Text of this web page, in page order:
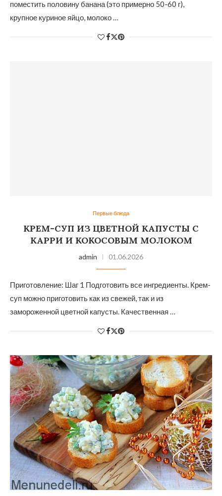
поместить половину банана (это примерно 50-60 г),
крупное куриное яйцо, молоко …
Первые блюда
КРЕМ-СУП ИЗ ЦВЕТНОЙ КАПУСТЫ С
КАРРИ И КОКОСОВЫМ МОЛОКОМ
admin 01.06.2026
Приготовление: Шаг 1 Подготовить все ингредиенты. Крем-
суп можно приготовить как из свежей, так и из
замороженной цветной капусты. Качественная …